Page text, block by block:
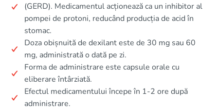
(GERD). Medicamentul acționează ca un inhibitor al
pompei de protoni, reducând producția de acid în
stomac.
Doza obișnuită de dexilant este de 30 mg sau 60
mg, administrată o dată pe zi.
Forma de administrare este capsule orale cu
eliberare întârziată.
Efectul medicamentului începe în 1-2 ore după
administrare.